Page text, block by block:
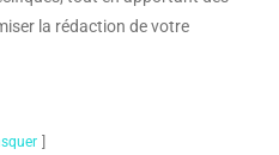
la rédaction de votre